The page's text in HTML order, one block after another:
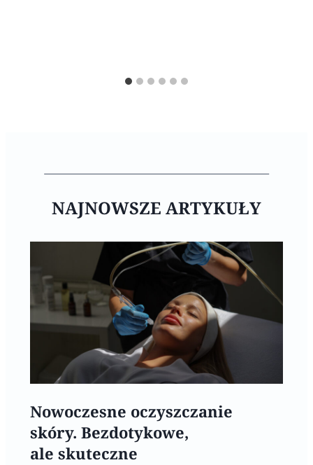
NAJNOWSZE ARTYKUŁY
Nowoczesne oczyszczanie
skóry. Bezdotykowe,
ale skuteczne